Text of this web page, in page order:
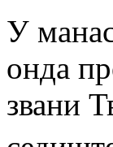
У
онда
звани